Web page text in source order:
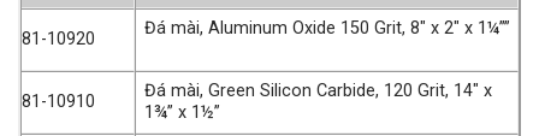
81-10920
Đá mài, Aluminum Oxide 150 Grit, 8″ x 2″ x 1¼””
81-10910
Đá mài, Green Silicon Carbide, 120 Grit, 14″ x
1¾” x 1½”